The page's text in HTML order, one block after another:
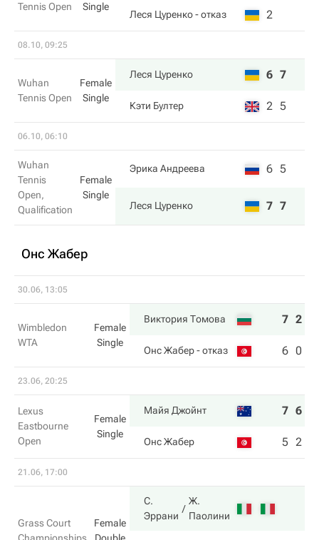
Tennis Open
Single
Леся Цуренко- отказ 2
08.10, 09:25
Wuhan
Tennis Open
Female
Single
Леся Цуренко 6 7
Кэти Бултер 2 5
06.10, 06:10
Wuhan
Tennis
Open,
Qualification
Female
Single
Эрика Андреева 6 5
Леся Цуренко 7 7
Онс Жабер
30.06, 13:05
Wimbledon
WTA
Female
Single
Виктория Томова 7 2
Онс Жабер- отказ 6 0
23.06, 20:25
Lexus
Eastbourne
Open
Female
Single
Майя Джойнт 7 6
Онс Жабер 5 2
21.06, 17:00
Grass Court
Female
С.
Эррани
Ж.
Паолини